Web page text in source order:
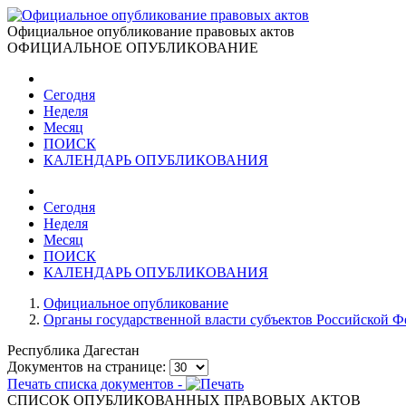
Официальное опубликование правовых актов
ОФИЦИАЛЬНОЕ ОПУБЛИКОВАНИЕ
Сегодня
Неделя
Месяц
ПОИСК
КАЛЕНДАРЬ ОПУБЛИКОВАНИЯ
Сегодня
Неделя
Месяц
ПОИСК
КАЛЕНДАРЬ ОПУБЛИКОВАНИЯ
Официальное опубликование
Органы государственной власти субъектов Российской
Республика Дагестан
Документов на странице:
Печать списка документов -
СПИСОК ОПУБЛИКОВАННЫХ ПРАВОВЫХ АКТОВ